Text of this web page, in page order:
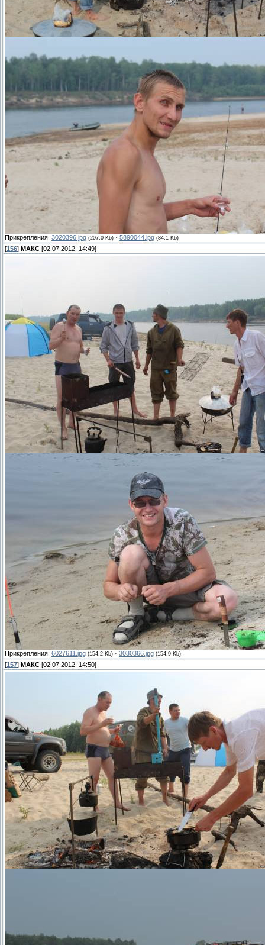
Прикрепления: 3020396.jpg (207.0 Kb) · 5890044.jpg (84.1 Kb)
[156] МАКС [02.07.2012, 14:49]
Прикрепления: 6027611.jpg (154.2 Kb) · 3030366.jpg (154.9 Kb)
[157] МАКС [02.07.2012, 14:50]